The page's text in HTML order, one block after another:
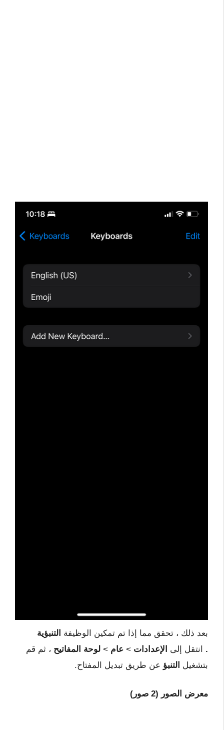
بعد ذلك ، تحقق مما إذا تم تمكين الوظيفة التنبؤية
.
انتقل إلى الإعدادات > عام > لوحة المفاتيح ، ثم قم
بتشغيل التنبؤ عن طريق تبديل المفتاح.
معرض الصور (2 صور)